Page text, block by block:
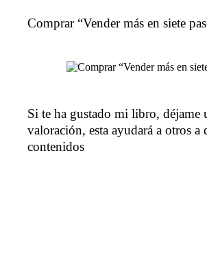
Comprar “Vender más en siete
Si te ha gustado mi libro, déjame
valoración, esta ayudará a otros a
contenidos